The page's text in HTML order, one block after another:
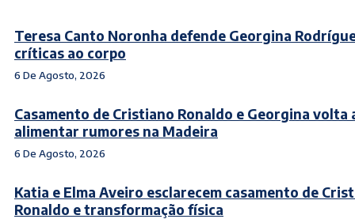
Teresa Canto Noronha defende Georgina
críticas ao corpo
6 De Agosto, 2026
Casamento de Cristiano Ronaldo e Georgina volta
alimentar rumores na Madeira
6 De Agosto, 2026
Katia e Elma Aveiro esclarecem casamento de
Ronaldo e transformação física